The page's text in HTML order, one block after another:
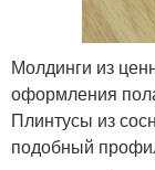
Молдинги из
оформления
Плинтусы из
подобный